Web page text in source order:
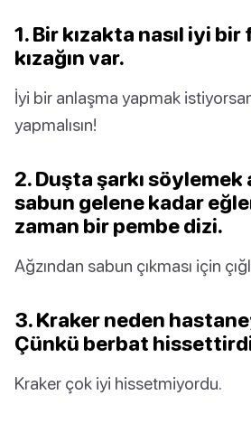
1. Bir kızakta nasıl iyi bir
kızağın var.
İyi bir anlaşma yapmak
yapmalısın!
2. Duşta şarkı söylemek
sabun gelene kadar
zaman bir pembe dizi.
Ağzından sabun çıkması için
3. Kraker neden
Çünkü berbat
Kraker çok iyi hissetmiyordu.